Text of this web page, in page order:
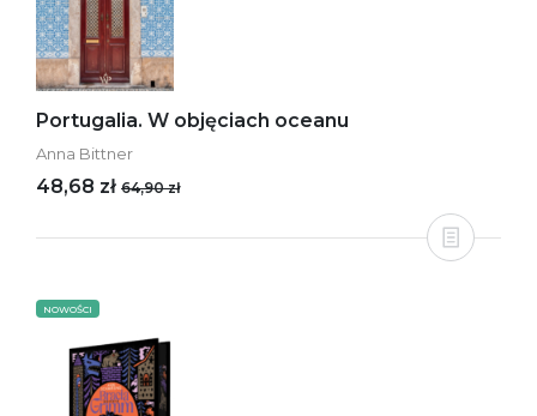
Portugalia. W objęciach oceanu
Anna Bittner
48,68 zł 64,90 zł
NOWOŚCI